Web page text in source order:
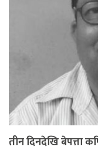
तीन दिनदेखि बेपत्ता